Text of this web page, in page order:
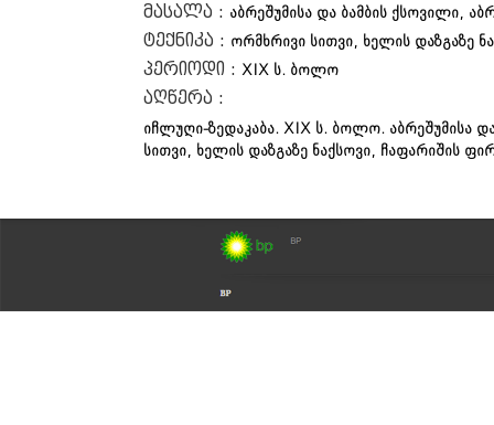
მასალა : აბრეშუმისა და ბამბის ქსოვილი,
ტექნიკა : ორმხრივი სითვი, ხელის დაზგაზე
პერიოდი : XIX ს. ბოლო
აღწერა :
იჩლუღი-ზედაკაბა. XIX ს. ბოლო. აბრეშუმისა
სითვი, ხელის დაზგაზე ნაქსოვი, ჩაფარიშის